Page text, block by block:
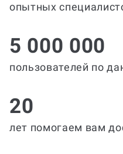
опытных
5 000 000
пользователей по
20
лет помогаем вам